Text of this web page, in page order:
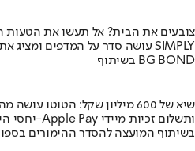
צובעים את הבית? אל תעשו את הטעות
מומחה BG BOND עושה סדר על המדפים ומציג את מותג הצבע SIMPLY
בשיתוף BG BOND
שיא של 600 מיליון שקל: הטוטו עושה מהפיכה
יחסי הימור משופרים, הפקדות ב-Apple Pay ותשלום זכיות מיידי
בשיתוף המועצה להסדר ההימורים